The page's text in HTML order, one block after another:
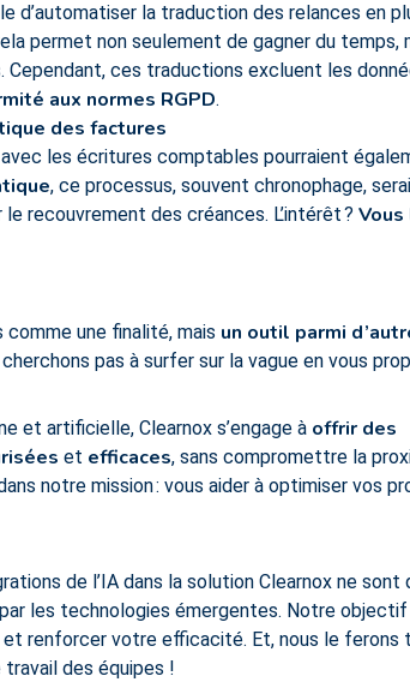
d’automatiser la traduction des relances en
permet non seulement de gagner du temps,
ces traductions excluent les
aux normes RGPD.
des factures
les écritures comptables pourraient
, ce processus, souvent chronophage,
recouvrement des créances. L’intérêt ? Vous
comme une finalité, mais un outil parmi
pas à surfer sur la vague en vous
et artificielle, Clearnox s’engage à offrir des
et efficaces, sans compromettre la
notre mission : vous aider à optimiser vos
de l’IA dans la solution Clearnox ne
les technologies émergentes. Notre
renforcer votre efficacité. Et, nous le ferons
des équipes !